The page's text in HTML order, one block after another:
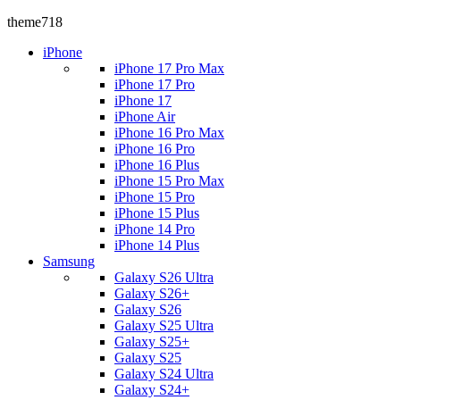
theme718
iPhone
iPhone 17 Pro Max
iPhone 17 Pro
iPhone 17
iPhone Air
iPhone 16 Pro Max
iPhone 16 Pro
iPhone 16 Plus
iPhone 15 Pro Max
iPhone 15 Pro
iPhone 15 Plus
iPhone 14 Pro
iPhone 14 Plus
Samsung
Galaxy S26 Ultra
Galaxy S26+
Galaxy S26
Galaxy S25 Ultra
Galaxy S25+
Galaxy S25
Galaxy S24 Ultra
Galaxy S24+